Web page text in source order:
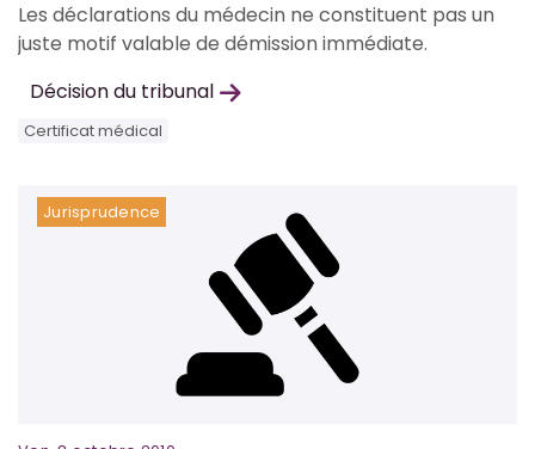
Les déclarations du médecin ne constituent pas un
juste motif valable de démission immédiate.
Décision du tribunal
Certificat médical
Jurisprudence